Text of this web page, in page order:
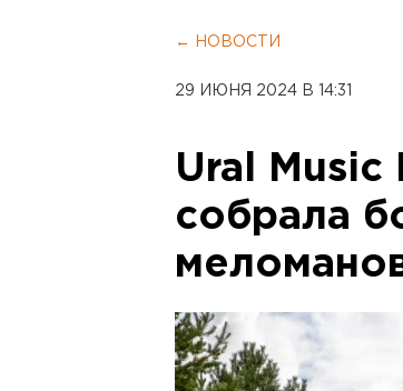
← НОВОСТИ
29 ИЮНЯ 2024 В 14:31
Ural Music
собрала